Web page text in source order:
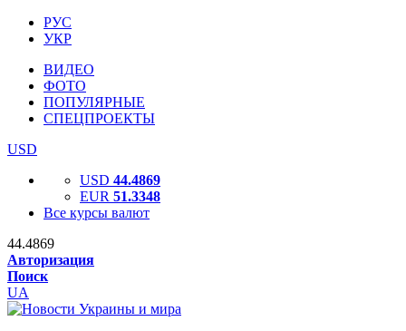
РУС
УКР
ВИДЕО
ФОТО
ПОПУЛЯРНЫЕ
СПЕЦПРОЕКТЫ
USD
USD 44.4869
EUR 51.3348
Все курсы валют
44.4869
Авторизация
Поиск
UA